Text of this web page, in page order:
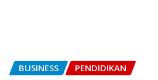
BUSINESS PENDIDIKAN